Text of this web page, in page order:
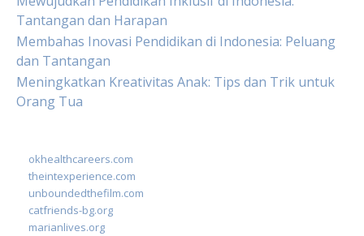
Tantangan dan Harapan
Membahas Inovasi Pendidikan di Indonesia: Peluang
dan Tantangan
Meningkatkan Kreativitas Anak: Tips dan Trik untuk
Orang Tua
okhealthcareers.com
theintexperience.com
unboundedthefilm.com
catfriends-bg.org
marianlives.org